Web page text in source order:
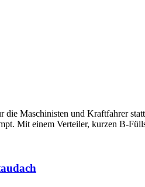
Maschinisten und Kraftfahrer
Mit einem Verteiler, kurzen B-